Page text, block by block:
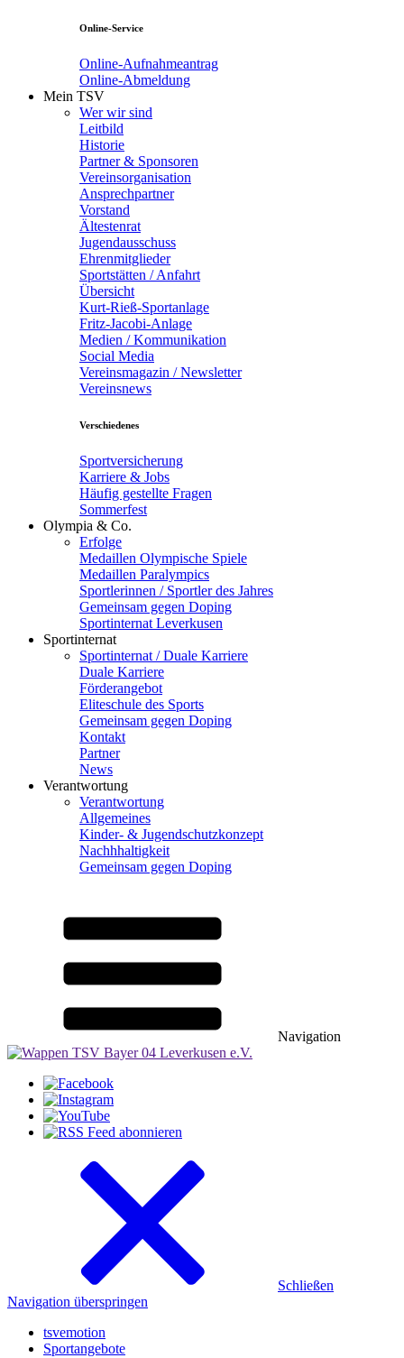
Online-Service
Online-Aufnahmeantrag
Online-Abmeldung
Mein TSV
Wer wir sind
Leitbild
Historie
Partner & Sponsoren
Vereinsorganisation
Ansprechpartner
Vorstand
Ältestenrat
Jugendausschuss
Ehrenmitglieder
Sportstätten / Anfahrt
Übersicht
Kurt-Rieß-Sportanlage
Fritz-Jacobi-Anlage
Medien / Kommunikation
Social Media
Vereinsmagazin / Newsletter
Vereinsnews
Verschiedenes
Sportversicherung
Karriere & Jobs
Häufig gestellte Fragen
Sommerfest
Olympia & Co.
Erfolge
Medaillen Olympische Spiele
Medaillen Paralympics
Sportlerinnen / Sportler des Jahres
Gemeinsam gegen Doping
Sportinternat Leverkusen
Sportinternat
Sportinternat / Duale Karriere
Duale Karriere
Förderangebot
Eliteschule des Sports
Gemeinsam gegen Doping
Kontakt
Partner
News
Verantwortung
Verantwortung
Allgemeines
Kinder- & Jugendschutzkonzept
Nachhhaltigkeit
Gemeinsam gegen Doping
Navigation
Schließen
Navigation überspringen
tsvemotion
Sportangebote